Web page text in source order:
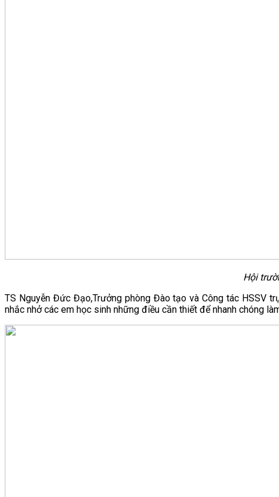
Hội
TS Nguyễn Đức Đạo,Trưởng phòng Đào tạo và Công tác HSSV
nhắc nhở các em học sinh những điều cần thiết để nhanh chóng